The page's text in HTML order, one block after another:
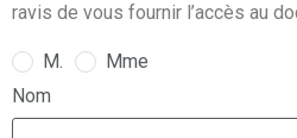
ravis de vous fournir l’accès au
M.
Mme
Nom